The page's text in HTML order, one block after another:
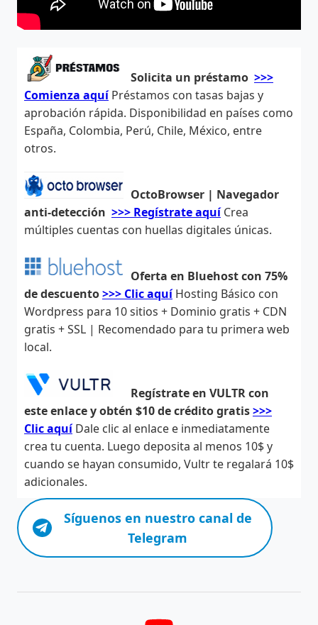
Solicita un préstamo >>>
Comienza aquíPréstamos con tasas bajas y
aprobación rápida. Disponibilidad en países como
España, Colombia, Perú, Chile, México, entre
otros.
OctoBrowser | Navegador
anti-detección >>> Regístrate aquíCrea
múltiples cuentas con huellas digitales únicas.
Oferta en Bluehost con 75%
de descuento>>> Clic aquíHosting Básico con
Wordpress para 10 sitios + Dominio gratis + CDN
gratis + SSL | Recomendado para tu primera web
local.
Regístrate en VULTR con
este enlace y obtén $10 de crédito gratis>>>
Clic aquíDale clic al enlace e inmediatamente
crea tu cuenta. Luego deposita al menos 10$ y
cuando se hayan consumido, Vultr te regalará 10$
adicionales.
Síguenos en nuestro canal de
Telegram